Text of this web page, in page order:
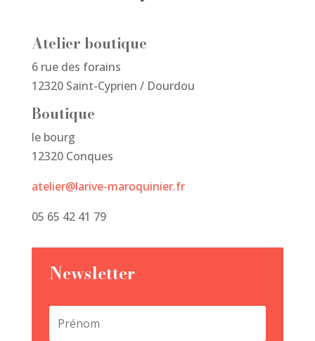
Atelier boutique
6 rue des forains
12320 Saint-Cyprien / Dourdou
Boutique
le bourg
12320 Conques
atelier@larive-maroquinier.fr
05 65 42 41 79
Newsletter